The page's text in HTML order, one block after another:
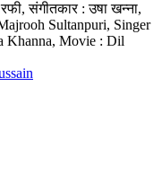
संगीतकार : उषा खन्ना,
Sultanpuri, Singer
Khanna, Movie : Dil